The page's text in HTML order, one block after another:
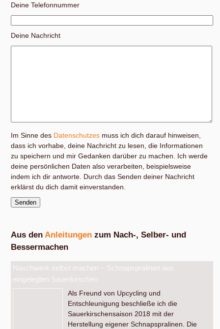
Deine Telefonnummer
Deine Nachricht
Im Sinne des Datenschutzes muss ich dich darauf hinweisen,
dass ich vorhabe, deine Nachricht zu lesen, die Informationen
zu speichern und mir Gedanken darüber zu machen. Ich werde
deine persönlichen Daten also verarbeiten, beispielsweise
indem ich dir antworte. Durch das Senden deiner Nachricht
erklärst du dich damit einverstanden.
Aus den Anleitungen zum Nach-, Selber- und
Bessermachen
Naschwerk selbst machen – Schnapspralinen aus
eingelegten Sauerkirschen
Als Freund von Upcycling und
Entschleunigung beschließe ich die
Sauerkirschensaison 2018 mit der
Herstellung eigener Schnapspralinen. Die